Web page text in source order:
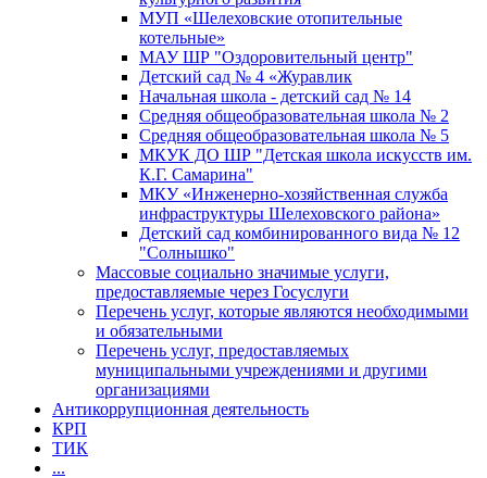
МУП «Шелеховские отопительные
котельные»
МАУ ШР "Оздоровительный центр"
Детский сад № 4 «Журавлик
Начальная школа - детский сад № 14
Средняя общеобразовательная школа № 2
Средняя общеобразовательная школа № 5
МКУК ДО ШР "Детская школа искусств им.
К.Г. Самарина"
МКУ «Инженерно-хозяйственная служба
инфраструктуры Шелеховского района»
Детский сад комбинированного вида № 12
"Солнышко"
Массовые социально значимые услуги,
предоставляемые через Госуслуги
Перечень услуг, которые являются необходимыми
и обязательными
Перечень услуг, предоставляемых
муниципальными учреждениями и другими
организациями
Антикоррупционная деятельность
КРП
ТИК
...